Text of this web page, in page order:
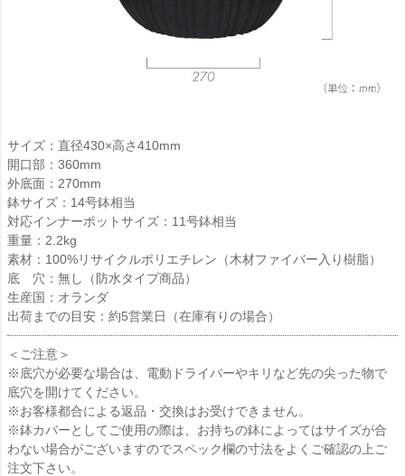
サイズ：直径430×高さ410mm
開口部：360mm
外底面：270mm
鉢サイズ：14号鉢相当
対応インナーポットサイズ：11号鉢相当
重量：2.2kg
素材：100%リサイクルポリエチレン（木材ファイバー入り樹脂）
底 穴：無し（防水タイプ商品）
生産国：オランダ
出荷までの目安：約5営業日（在庫有りの場合）
＜ご注意＞
※底穴が必要な場合は、電動ドライバーやキリなど先の尖った物で
底穴を開けてください。
※お客様都合による返品・交換はお受けできません。
※鉢カバーとしてご使用の際は、お持ちの鉢によってはサイズが合
わない場合がございますのでスペック欄の寸法をよくご確認の上ご
注文下さい。